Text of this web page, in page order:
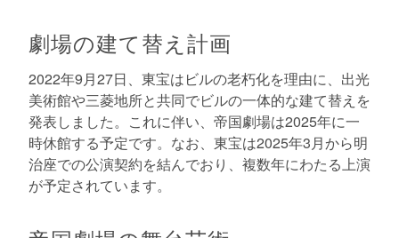
劇場の建て替え計画
2022年9月27日、東宝はビルの老朽化を理由に、出光
美術館や三菱地所と共同でビルの一体的な建て替えを
発表しました。これに伴い、帝国劇場は2025年に一
時休館する予定です。なお、東宝は2025年3月から明
治座での公演契約を結んでおり、複数年にわたる上演
が予定されています。